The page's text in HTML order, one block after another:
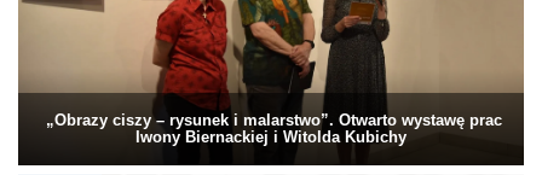
„Obrazy ciszy – rysunek i malarstwo”. Otwarto wystawę prac
Iwony Biernackiej i Witolda Kubichy